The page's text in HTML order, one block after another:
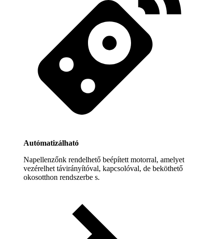
Autómatizálható
Napellenzőnk rendelhető beépített motorral, amelyet
vezérelhet távirányítóval, kapcsolóval, de beköthető
okosotthon rendszerbe s.